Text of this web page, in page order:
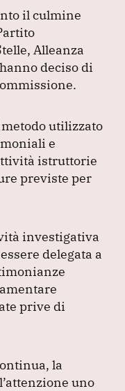
il culmine
Alleanza
deciso di
utilizzato
e
istruttorie
previste per
investigativa
delegata a
prive di
la
uno